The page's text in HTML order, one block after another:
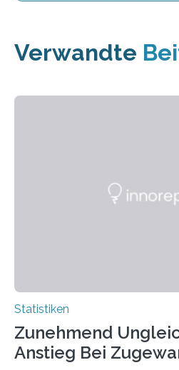
Verwandte
Statistiken
Zunehmend
Anstieg Bei